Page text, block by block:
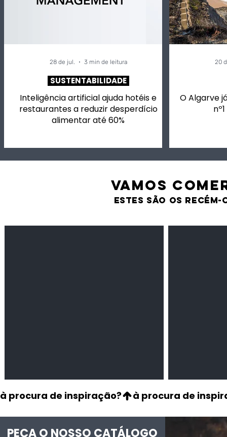
Inteligência artificial ajuda hotéis e
restaurantes a reduzir desperdício
alimentar até 60%
SUSTENTABILIDADE
28 de jul. 3 min de leitura
O Algarve
20
VAMOS
estes são os recém-
à procura de inspiração?
PEÇA O NOSSO CATÁLOGO